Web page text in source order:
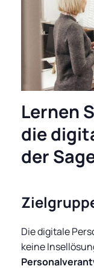
Lernen
die
der
Die digitale
keine